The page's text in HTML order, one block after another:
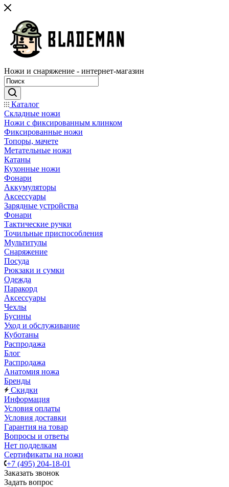
Ножи и снаряжение - интернет-магазин
Каталог
Складные ножи
Ножи с фиксированным клинком
Фиксированные ножи
Топоры, мачете
Метательные ножи
Катаны
Кухонные ножи
Фонари
Аккумуляторы
Аксессуары
Зарядные устройства
Фонари
Тактические ручки
Точильные приспособления
Мультитулы
Снаряжение
Посуда
Рюкзаки и сумки
Одежда
Паракорд
Аксессуары
Чехлы
Бусины
Уход и обслуживание
Куботаны
Распродажа
Блог
Распродажа
Анатомия ножа
Бренды
Скидки
Информация
Условия оплаты
Условия доставки
Гарантия на товар
Вопросы и ответы
Нет подделкам
Сертификаты на ножи
+7 (495) 204-18-01
Заказать звонок
Задать вопрос